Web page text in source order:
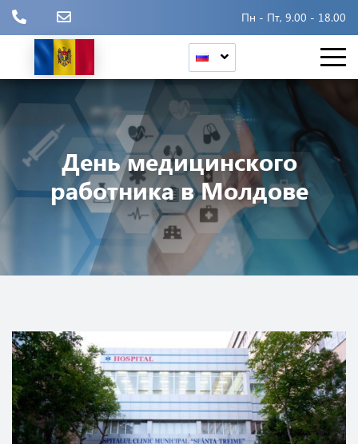
Пн - Пт, 9.00 - 18.00
День медицинского
работника в Молдове